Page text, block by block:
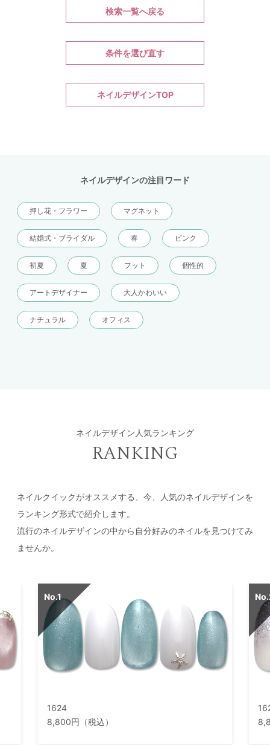
検索一覧へ戻る
条件を選び直す
ネイルデザインTOP
ネイルデザインの注目ワード
押し花・フラワー マグネット
結婚式・ブライダル 春 ピンク
初夏 夏 フット 個性的
アートデザイナー 大人かわいい
ナチュラル オフィス
ネイルデザイン人気ランキング
RANKING
ネイルクイックがオススメする、今、人気のネイルデザインを
ランキング形式で紹介します。
流行のネイルデザインの中から自分好みのネイルを見つけてみ
ませんか。
1624
8,800円（税込）